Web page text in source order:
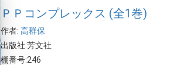
ＰＰコンプレックス (全1巻)
作者: 高群保
出版社:芳文社
棚番号:246